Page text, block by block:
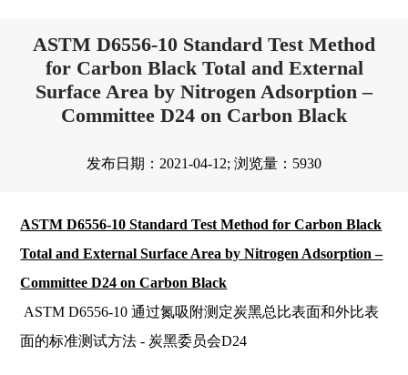
ASTM D6556-10 Standard Test Method
for Carbon Black Total and External
Surface Area by Nitrogen Adsorption –
Committee D24 on Carbon Black
发布日期：2021-04-12; 浏览量：5930
ASTM D6556-10 Standard Test Method for Carbon Black
Total and External Surface Area by Nitrogen Adsorption –
Committee D24 on Carbon Black
ASTM D6556-10 通过氮吸附测定炭黑总比表面和外比表
面的标准测试方法 - 炭黑委员会D24